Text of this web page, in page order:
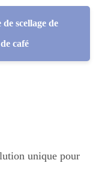
scellage de
café
unique pour